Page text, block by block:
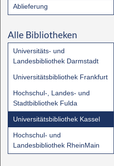
Ablieferung
Alle Bibliotheken
Universitäts- und
Landesbibliothek Darmstadt
Universitätsbibliothek Frankfurt
Hochschul-, Landes- und
Stadtbibliothek Fulda
Universitätsbibliothek Kassel
Hochschul- und
Landesbibliothek RheinMain